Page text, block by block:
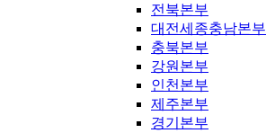
전북본부
대전세종충남본부
충북본부
강원본부
인천본부
제주본부
경기본부